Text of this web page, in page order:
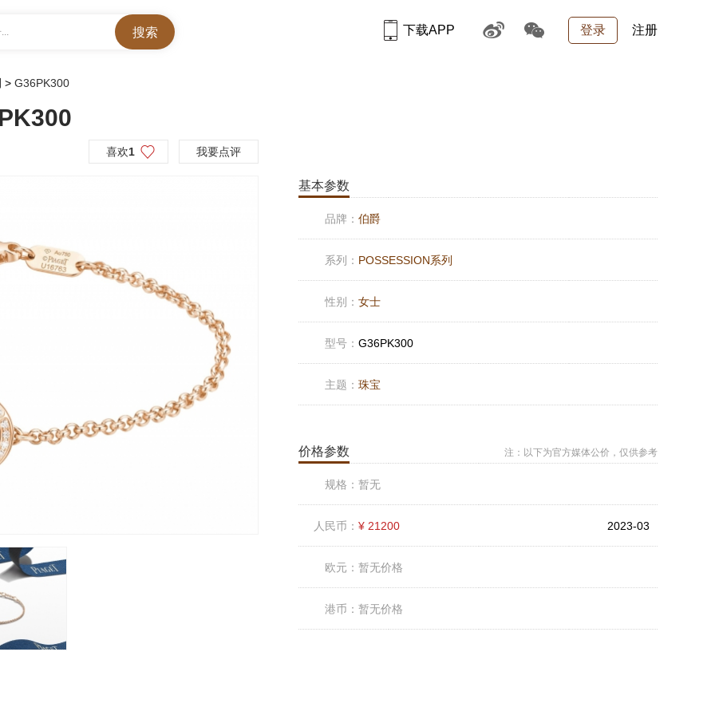
登录 注册
下载APP
> G36PK300
喜欢1 我要点评
基本参数
品牌： 伯爵
系列： POSSESSION系列
性别： 女士
型号： G36PK300
主题： 珠宝
价格参数 注：以下为官方媒体公价，仅供参考
规格： 暂无
人民币： ¥ 21200 2023-03
欧元： 暂无价格
港币： 暂无价格